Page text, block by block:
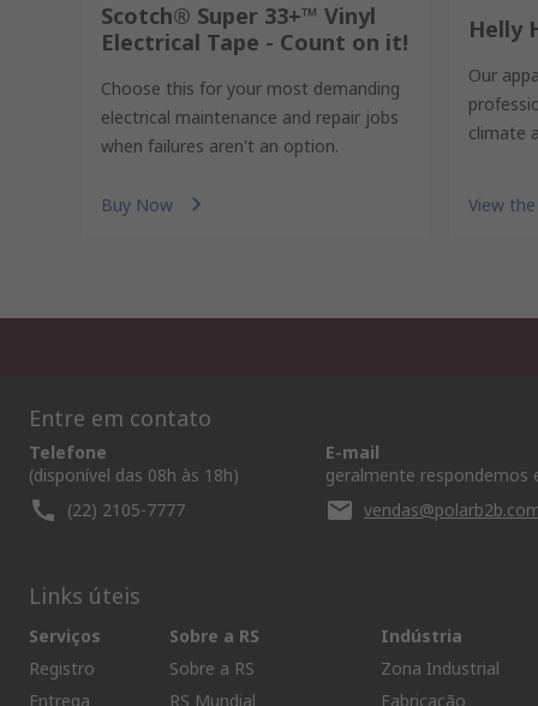
Scotch® Super 33+™ Vinyl
Electrical Tape - Count on it!
Choose this for your most demanding
electrical maintenance and repair jobs
when failures aren't an option.
Buy Now
Helly
Our
climate
View
Entre em contato
Telefone
(disponível das 08h às 18h)
(22) 2105-7777
E-mail
geralmente respondemos
Links úteis
Serviços
Registro
Entrega
Sobre a RS
Sobre a RS
RS Mundial
Indústria
Zona Industrial
Fabricação